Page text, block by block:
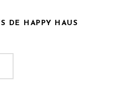
DE HAPPY HAUS